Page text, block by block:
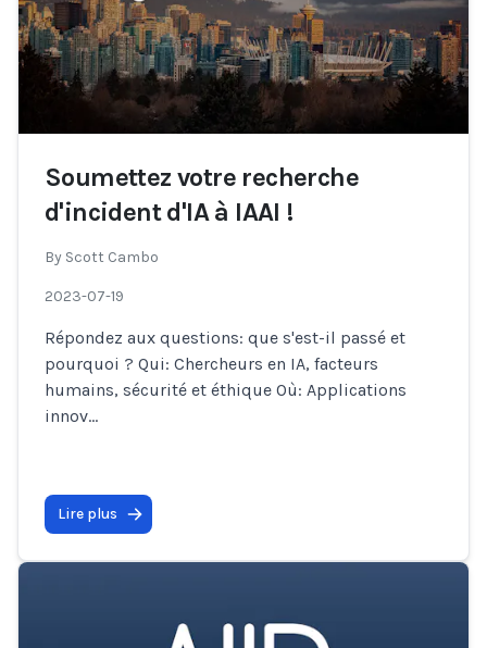
Soumettez votre recherche
d'incident d'IA à IAAI !
By Scott Cambo
2023-07-19
Répondez aux questions: que s'est-il passé et
pourquoi ? Qui: Chercheurs en IA, facteurs
humains, sécurité et éthique Où: Applications
innov...
Lire plus